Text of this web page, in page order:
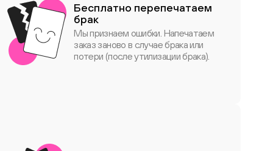
Бесплатно перепечатаем
брак
Мы признаем ошибки. Напечатаем
заказ заново в случае брака или
потери (после утилизации брака).